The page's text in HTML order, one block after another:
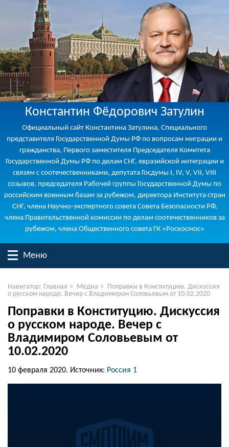
Константин Фёдорович Затулин
Официальный сайт Константина Затулина, Специального
представителя Государственной Думы РФ по вопросам миграции и
гражданства, Первого заместителя Председателя Комитета
Государственной Думы РФ по делам СНГ, евразийской интеграции и
связям с соотечественниками, депутата Госдумы I, IV, V, VII, VIII
созывов, председателя Рабочей группы Государственной Думы по
российским военным базам за рубежом, директора Института стран
СНГ, члена Научно-экспертного совета Совета Безопасности РФ,
члена Правительственной комиссии по делам соотечественников за
рубежом, члена Общественного совета ГК «Роскосмос»
Меню
Навигатор: Главная > Медиа > Поправки в Конституцию. Дискуссия
о русском народе. Вечер с Владимиром Соловьевым от 10.02.2020
Поправки в Конституцию. Дискуссия
о русском народе. Вечер с
Владимиром Соловьевым от
10.02.2020
10 февраля 2020. Источник: Россия 1